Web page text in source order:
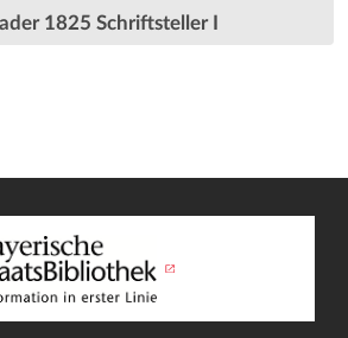
1825 Schriftsteller I